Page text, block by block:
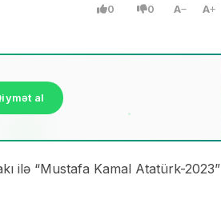
0 0 A A
al
ilə “Mustafa Kamal Atatürk-2023”